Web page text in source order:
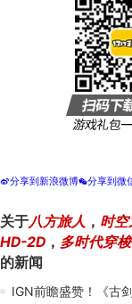
t分享到新浪微博w分享到微
关于八方旅人 ， 时
HD-2D ， 多时代穿梭
的新闻
IGN前瞻盛赞！《古